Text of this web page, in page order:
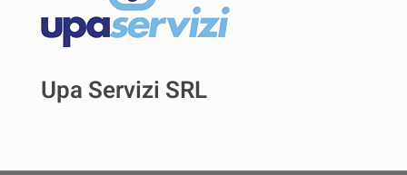
Upa Servizi SRL